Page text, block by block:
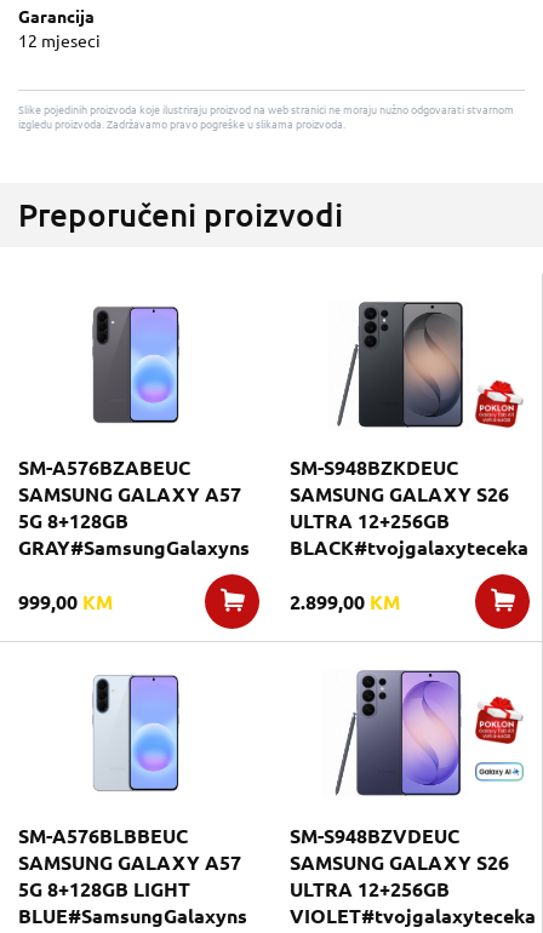
Garancija
12 mjeseci
Slike pojedinih proizvoda koje ilustriraju proizvod na web stranici ne moraju nužno odgovarati stvarnom
izgledu proizvoda. Zadržavamo pravo pogreške u slikama proizvoda.
Preporučeni proizvodi
SM-A576BZABEUC
SAMSUNG GALAXY A57
5G 8+128GB
GRAY#SamsungGalaxyns
999,00 KM
SM-S948BZKDEUC
SAMSUNG GALAXY S26
ULTRA 12+256GB
BLACK#tvojgalaxyteceka
2.899,00 KM
SM-A576BLBBEUC
SAMSUNG GALAXY A57
5G 8+128GB LIGHT
BLUE#SamsungGalaxyns
SM-S948BZVDEUC
SAMSUNG GALAXY S26
ULTRA 12+256GB
VIOLET#tvojgalaxyteceka